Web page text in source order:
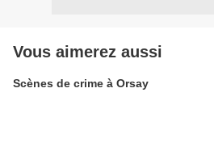
Vous aimerez aussi
Scènes de crime à Orsay